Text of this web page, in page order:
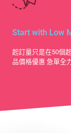
Start with Low
起訂量只是在50個
品價格優惠 急單全